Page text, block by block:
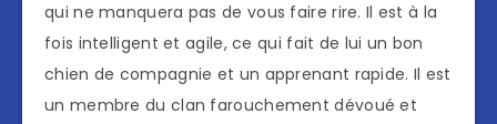
qui ne manquera pas de vous faire rire. Il est à la
fois intelligent et agile, ce qui fait de lui un bon
chien de compagnie et un apprenant rapide. Il est
un membre du clan farouchement dévoué et